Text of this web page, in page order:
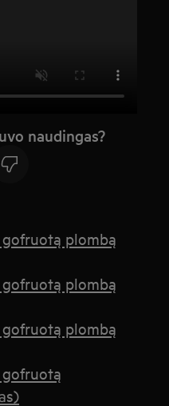
naudingas?
plombą
plombą
plombą